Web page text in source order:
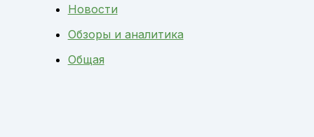
Новости
Обзоры и аналитика
Общая